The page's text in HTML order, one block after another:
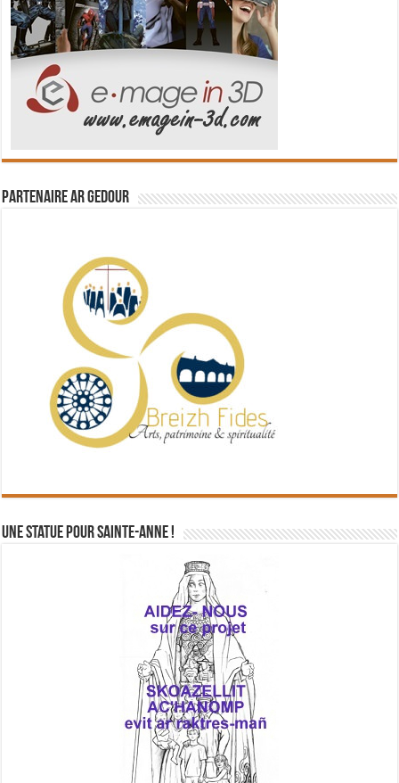
Partenaire Ar Gedour
Une statue pour Sainte-Anne !